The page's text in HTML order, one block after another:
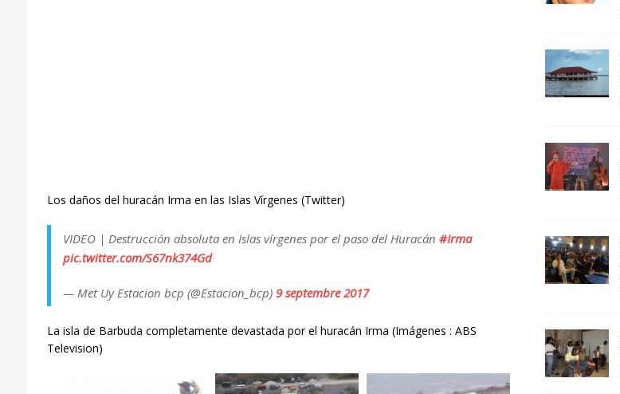
Los daños del huracán Irma en las Islas Vírgenes (Twitter)
VIDEO | Destrucción absoluta en Islas vírgenes por el paso del Huracán #Irma
pic.twitter.com/S67nk374Gd
— Met Uy Estacion bcp (@Estacion_bcp) 9 septembre 2017
La isla de Barbuda completamente devastada por el huracán Irma (Imágenes : ABS
Television)